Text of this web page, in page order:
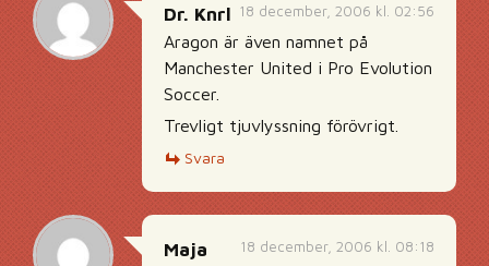
18 december, 2006 kl. 02:56
Dr. Knrl
Aragon är även namnet på
Manchester United i Pro Evolution
Soccer.
Trevligt tjuvlyssning förövrigt.
Svara
18 december, 2006 kl. 08:18
Maja